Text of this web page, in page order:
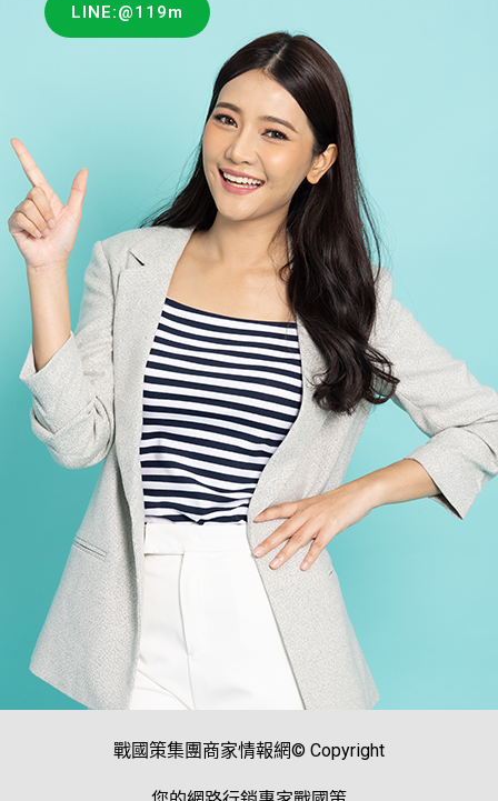
LINE:@119m
戰國策集團商家情報網© Copyright